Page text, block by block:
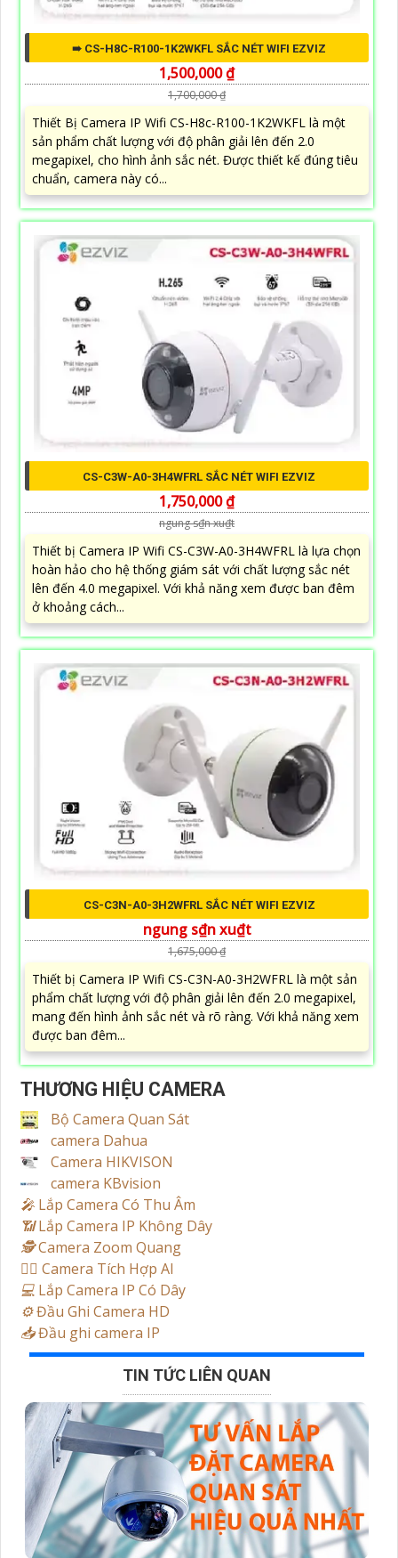
➠ CS-H8C-R100-1K2WKFL SẮC NÉT WIFI EZVIZ
1,500,000 ₫
1,700,000 ₫
Thiết Bị Camera IP Wifi CS-H8c-R100-1K2WKFL là một
sản phẩm chất lượng với độ phân giải lên đến 2.0
megapixel, cho hình ảnh sắc nét. Được thiết kế đúng tiêu
chuẩn, camera này có...
CS-C3W-A0-3H4WFRL SẮC NÉT WIFI EZVIZ
1,750,000 ₫
ngung s₫n xu₫t
Thiết bị Camera IP Wifi CS-C3W-A0-3H4WFRL là lựa chọn
hoàn hảo cho hệ thống giám sát với chất lượng sắc nét
lên đến 4.0 megapixel. Với khả năng xem được ban đêm
ở khoảng cách...
CS-C3N-A0-3H2WFRL SẮC NÉT WIFI EZVIZ
ngung s₫n xu₫t
1,675,000 ₫
Thiết bị Camera IP Wifi CS-C3N-A0-3H2WFRL là một sản
phẩm chất lượng với độ phân giải lên đến 2.0 megapixel,
mang đến hình ảnh sắc nét và rõ ràng. Với khả năng xem
được ban đêm...
THƯƠNG HIỆU CAMERA
Bộ Camera Quan Sát
camera Dahua
Camera HIKVISON
camera KBvision
️🎤️ Lắp Camera Có Thu Âm
📶Lắp Camera IP Không Dây
🕵️Camera Zoom Quang
🧛‍♀️ Camera Tích Hợp AI
💻 Lắp Camera IP Có Dây
⚙️Đầu Ghi Camera HD
📥Đầu ghi camera IP
TIN TỨC LIÊN QUAN